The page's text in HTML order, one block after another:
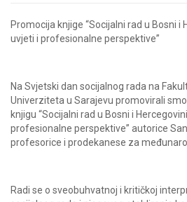
Promocija knjige “Socijalni rad u Bosni i
uvjeti i profesionalne perspektive”
Na Svjetski dan socijalnog rada na
Univerziteta u Sarajevu promovirali
knjigu “Socijalni rad u Bosni i
profesionalne perspektive” autorice
profesorice i prodekanese za
Radi se o sveobuhvatnoj i kritičkoj